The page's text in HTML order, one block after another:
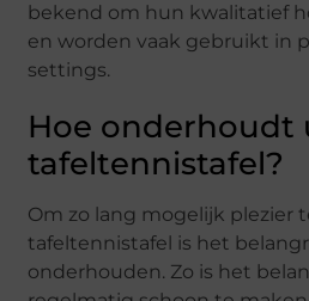
bekend om hun kwalitatief
en worden vaak gebruikt in
settings.
Hoe onderhoudt
tafeltennistafel?
Om zo lang mogelijk plezier
tafeltennistafel is het
onderhouden. Zo is het